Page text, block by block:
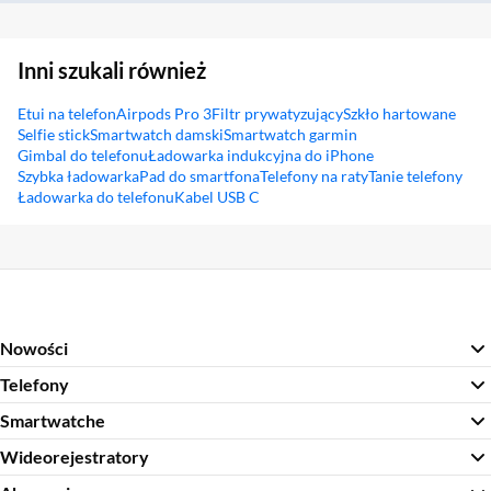
Inni szukali również
Etui na telefonAirpods Pro 3Filtr prywatyzującySzkło hartowane
Selfie stickSmartwatch damskiSmartwatch garmin
Gimbal do telefonuŁadowarka indukcyjna do iPhone
Szybka ładowarkaPad do smartfonaTelefony na ratyTanie telefony
Ładowarka do telefonuKabel USB C
Nowości
Telefony
Smartwatche
Wideorejestratory